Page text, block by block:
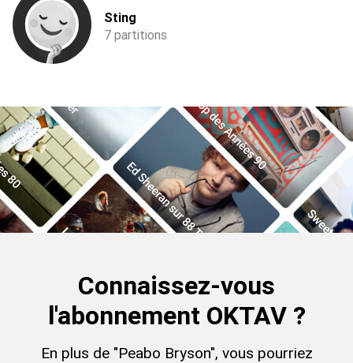
Sting
7 partitions
Connaissez-vous
l'abonnement OKTAV ?
En plus de "Peabo Bryson", vous pourriez